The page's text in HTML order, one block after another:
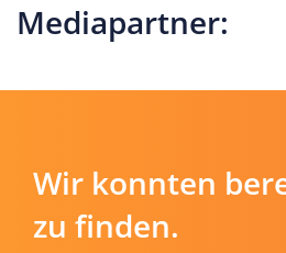
Mediapartner:
Wir konnten
zu finden.